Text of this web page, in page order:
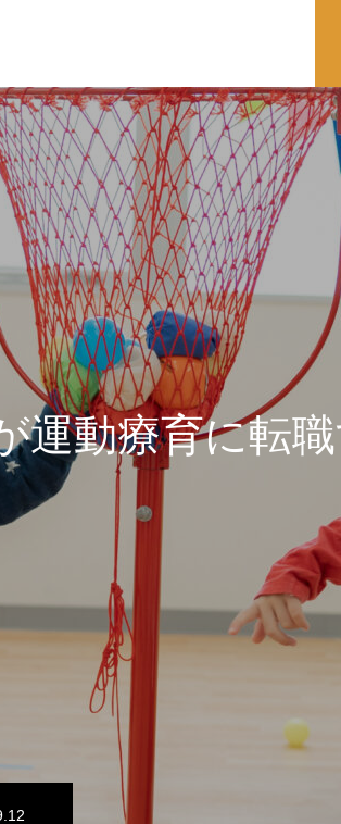
運動療育に転